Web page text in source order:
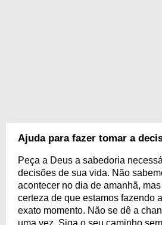
Ajuda para fazer tomar a
Peça a Deus a sabedoria
decisões de sua vida. Não
acontecer no dia de amanhã,
certeza de que estamos fazendo
exato momento. Não se dê a
uma vez. Siga o seu caminho